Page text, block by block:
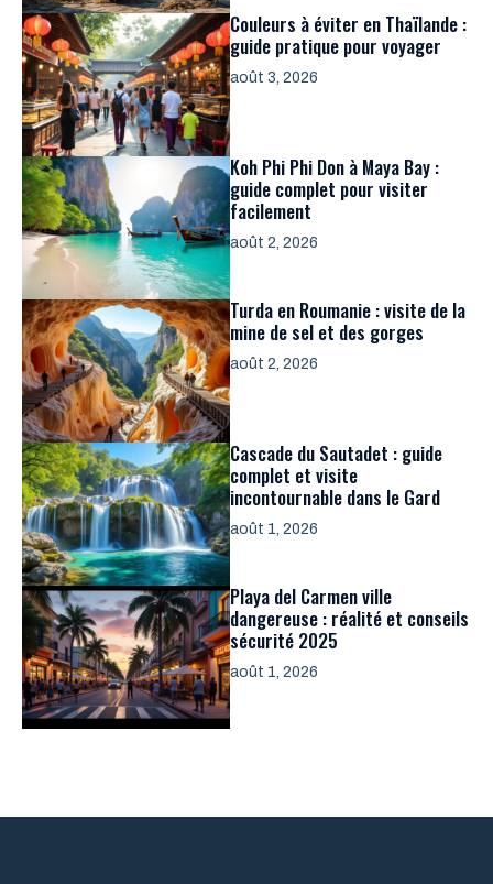
Couleurs à éviter en Thaïlande :
guide pratique pour voyager
août 3, 2026
Koh Phi Phi Don à Maya Bay :
guide complet pour visiter
facilement
août 2, 2026
Turda en Roumanie : visite de la
mine de sel et des gorges
août 2, 2026
Cascade du Sautadet : guide
complet et visite
incontournable dans le Gard
août 1, 2026
Playa del Carmen ville
dangereuse : réalité et conseils
sécurité 2025
août 1, 2026